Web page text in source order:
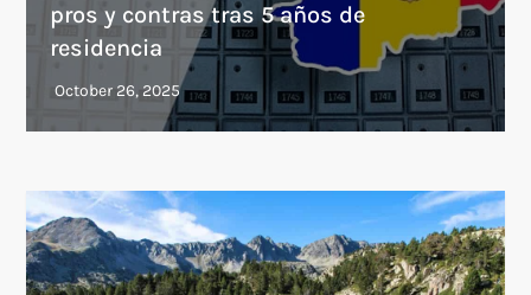
pros y contras tras 5 años de
residencia